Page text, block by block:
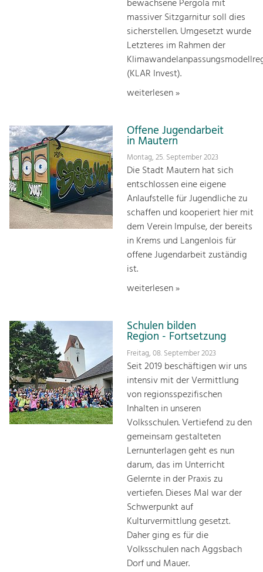
bewachsene Pergola mit
massiver Sitzgarnitur soll dies
sicherstellen. Umgesetzt wurde
Letzteres im Rahmen der
(KLAR Invest).
weiterlesen »
Offene Jugendarbeit
in Mautern
Montag, 25. September 2023
Die Stadt Mautern hat sich
entschlossen eine eigene
Anlaufstelle für Jugendliche zu
schaffen und kooperiert hier mit
dem Verein Impulse, der bereits
in Krems und Langenlois für
offene Jugendarbeit zuständig
ist.
weiterlesen »
Schulen bilden
Region - Fortsetzung
Freitag, 08. September 2023
Seit 2019 beschäftigen wir uns
intensiv mit der Vermittlung
von regionsspezifischen
Inhalten in unseren
Volksschulen. Vertiefend zu den
gemeinsam gestalteten
Lernunterlagen geht es nun
darum, das im Unterricht
Gelernte in der Praxis zu
vertiefen. Dieses Mal war der
Schwerpunkt auf
Kulturvermittlung gesetzt.
Daher ging es für die
Volksschulen nach Aggsbach
Dorf und Mauer.